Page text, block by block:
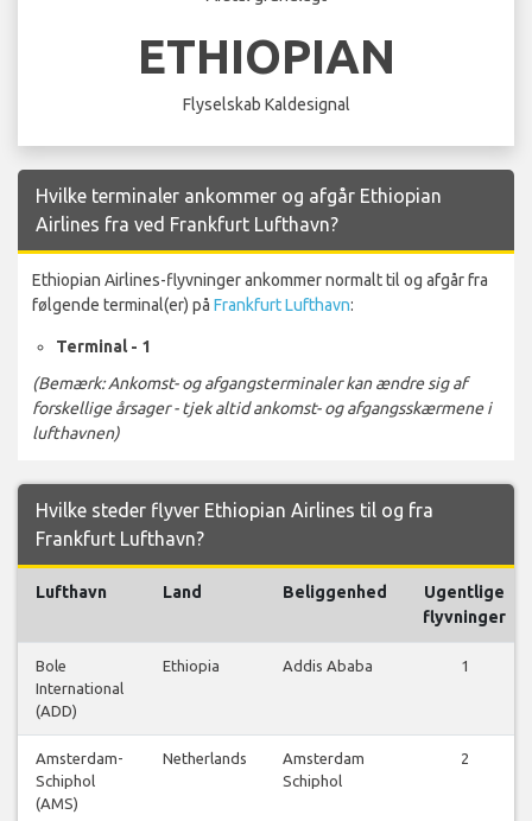
ETHIOPIAN
Flyselskab Kaldesignal
Hvilke terminaler ankommer og afgår Ethiopian
Airlines fra ved Frankfurt Lufthavn?
Ethiopian Airlines-flyvninger ankommer normalt til og afgår fra
følgende terminal(er) på Frankfurt Lufthavn:
Terminal - 1
(Bemærk: Ankomst- og afgangsterminaler kan ændre sig af
forskellige årsager - tjek altid ankomst- og afgangsskærmene i
lufthavnen)
Hvilke steder flyver Ethiopian Airlines til og fra
Frankfurt Lufthavn?
Lufthavn Land Beliggenhed
Ugentlige
flyvninger
Bole
International
(ADD)
Ethiopia Addis Ababa 1
Amsterdam-
Schiphol
(AMS)
Netherlands
Amsterdam
Schiphol
2